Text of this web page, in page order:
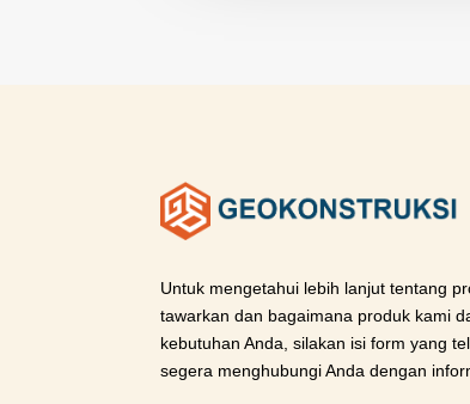
Untuk mengetahui lebih lanjut tentang
tawarkan dan bagaimana produk kami
kebutuhan Anda, silakan isi form yang
segera menghubungi Anda dengan